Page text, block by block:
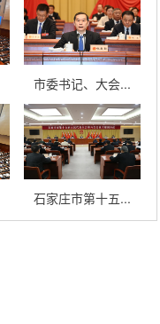
市委书记、大会...
石家庄市第十五...